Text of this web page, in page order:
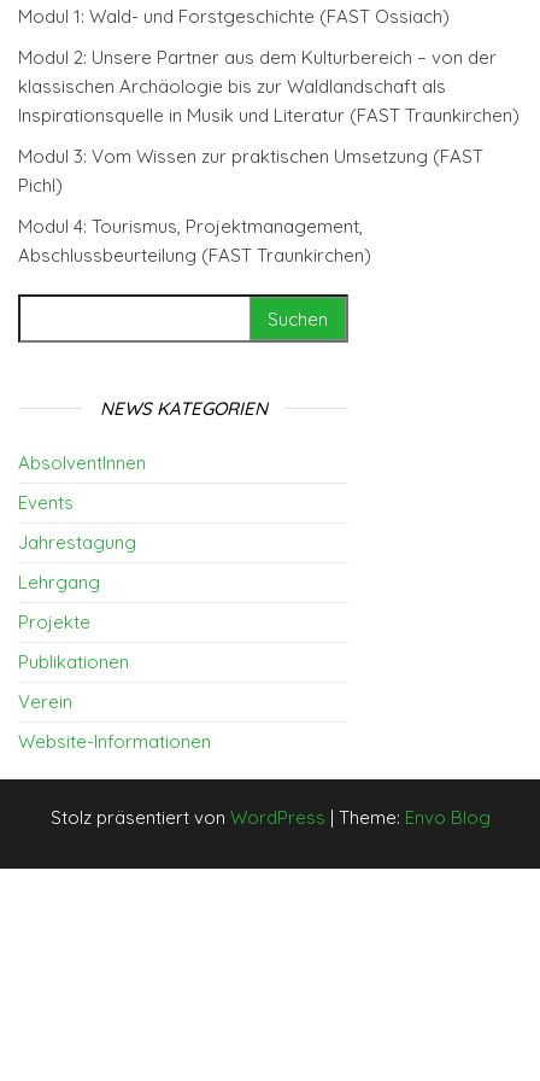
Modul 1: Wald- und Forstgeschichte (FAST Ossiach)
Modul 2: Unsere Partner aus dem Kulturbereich – von der
klassischen Archäologie bis zur Waldlandschaft als
Inspirationsquelle in Musik und Literatur (FAST Traunkirchen)
Modul 3: Vom Wissen zur praktischen Umsetzung (FAST
Pichl)
Modul 4: Tourismus, Projektmanagement,
Abschlussbeurteilung (FAST Traunkirchen)
NEWS KATEGORIEN
AbsolventInnen
Events
Jahrestagung
Lehrgang
Projekte
Publikationen
Verein
Website-Informationen
Stolz präsentiert von WordPress | Theme: Envo Blog